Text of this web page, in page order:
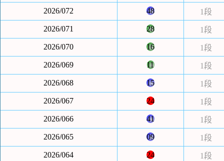
2026/072
48
1段
2026/071
28
1段
2026/070
16
1段
2026/069
11
1段
2026/068
15
1段
2026/067
24
1段
2026/066
41
1段
2026/065
09
1段
2026/064
24
1段